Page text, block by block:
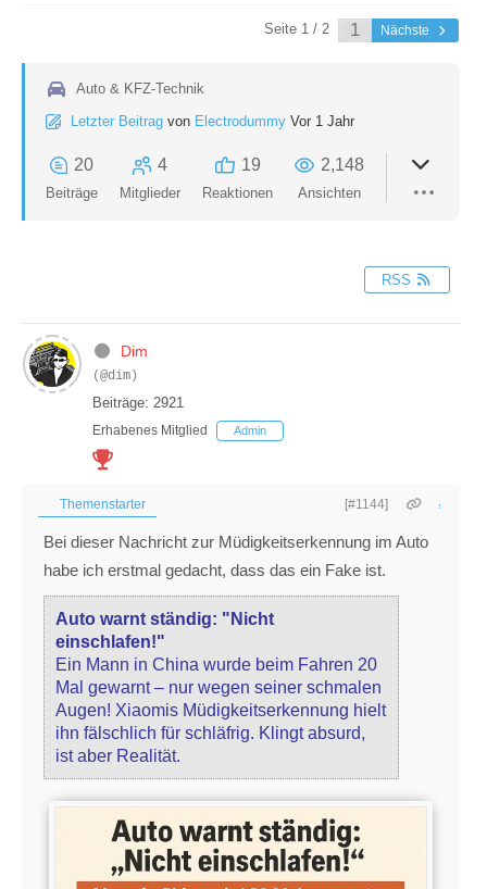
Seite 1 / 2 Nächste
Auto & KFZ-Technik
Letzter Beitrag von Electrodummy Vor 1 Jahr
20
Beiträge
4
Mitglieder
19
Reaktionen
2,148
Ansichten
RSS
Dim
(@dim)
Beiträge: 2921
Erhabenes Mitglied Admin
Themenstarter [#1144]
Bei dieser Nachricht zur Müdigkeitserkennung im Auto
habe ich erstmal gedacht, dass das ein Fake ist.
Auto warnt ständig: "Nicht
einschlafen!"
Ein Mann in China wurde beim Fahren 20
Mal gewarnt – nur wegen seiner schmalen
Augen! Xiaomis Müdigkeitserkennung hielt
ihn fälschlich für schläfrig. Klingt absurd,
ist aber Realität.